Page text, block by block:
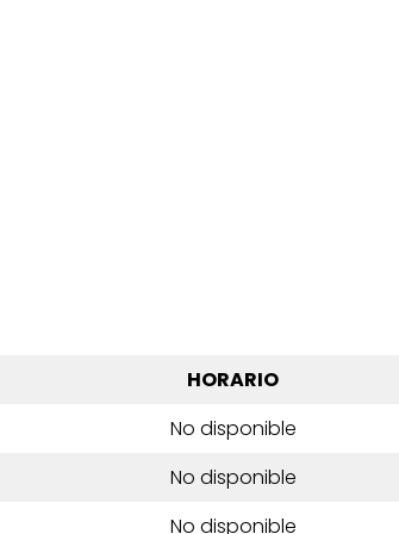
HORARIO
No disponible
No disponible
No disponible